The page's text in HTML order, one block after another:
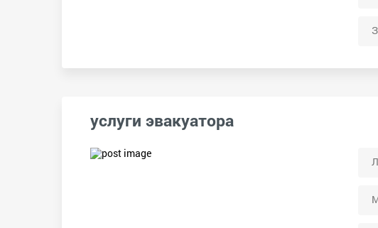
услуги эвакуатора